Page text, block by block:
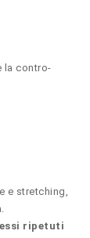
la contro-
e stretching,
ripetuti